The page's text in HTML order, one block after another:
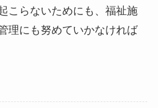
こらないためにも、福祉施
理にも努めていかなければ